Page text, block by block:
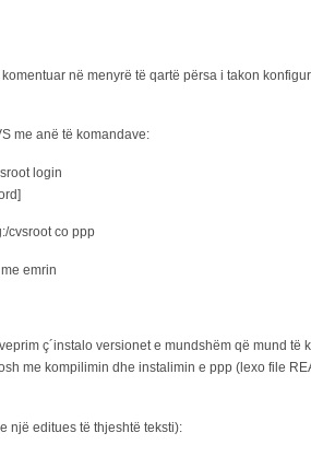
në menyrë të qartë përsa i takon
me anë të komandave:
login
cvsroot co ppp
emrin
ç´instalo versionet e mundshëm që mund
me kompilimin dhe instalimin e ppp (lexo file
një editues të thjeshtë teksti):